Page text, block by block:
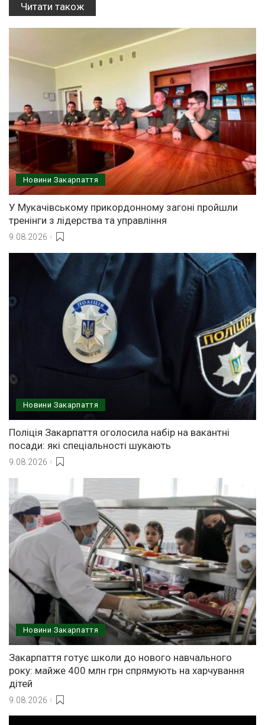
Читати також
Новини Закарпаття
У Мукачівському прикордонному загоні пройшли
тренінги з лідерства та управління
9.08.2026
Новини Закарпаття
Поліція Закарпаття оголосила набір на вакантні
посади: які спеціальності шукають
9.08.2026
Новини Закарпаття
Закарпаття готує школи до нового навчального
року: майже 400 млн грн спрямують на харчування
дітей
9.08.2026